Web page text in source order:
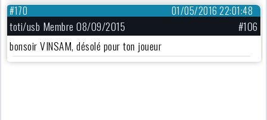
01/05/2016 22:01:48
#170
toti/usb Membre 08/09/2015
#106
bonsoir VINSAM, désolé pour ton joueur